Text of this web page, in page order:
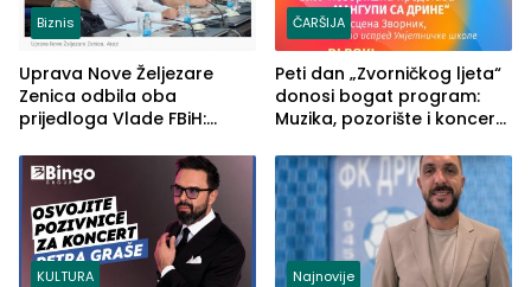
Biznis
Uprava Nove Željezare
Zenica odbila oba
prijedloga Vlade FBiH:
rješenje
ČARŠIJA
Peti dan „Zvorničkog ljeta“
donosi bogat program:
Muzika, pozorište i koncert
KULTURA Najnovije